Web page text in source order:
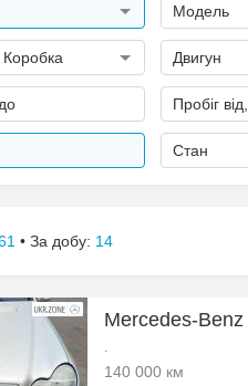
Модель
Коробка Двигун
до Пробіг
Стан
• За добу: 14
Mercedes-
.
140 000 км